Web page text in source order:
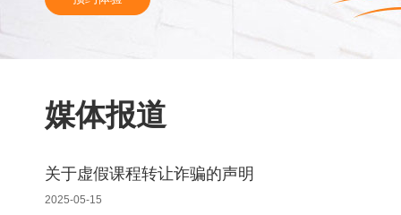
媒体报道
关于虚假课程转让诈骗的声明
2025-05-15